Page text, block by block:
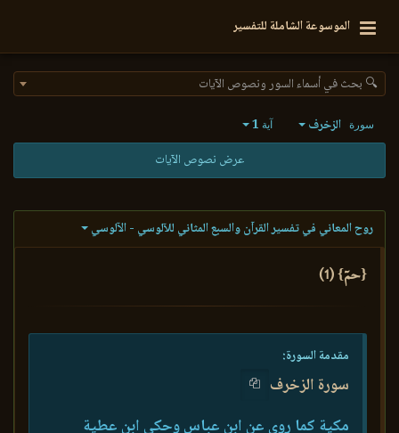
الموسوعة الشاملة للتفسير
🔍 بحث في أسماء السور ونصوص الآيات
سورة الزخرف آية 1
عرض نصوص الآيات
روح المعاني في تفسير القرآن والسبع المثاني للآلوسي - الآلوسي
{حمٓ} (1)
مقدمة السورة:
سورة الزخرف
مكية كما روي عن ابن عباس وحكى ابن عطية